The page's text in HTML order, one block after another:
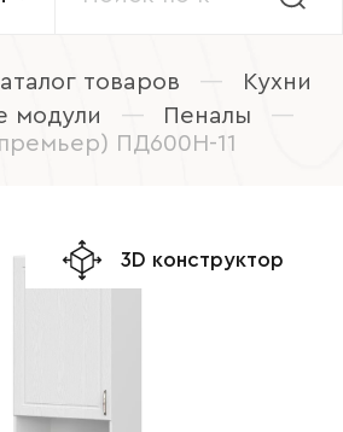
товаров —
Кухни
модули — Пеналы
—
ПД600Н-11
3D конструктор